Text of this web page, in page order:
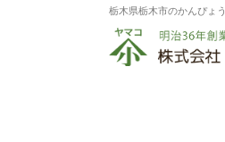
栃木県栃木市のかんぴょ
株